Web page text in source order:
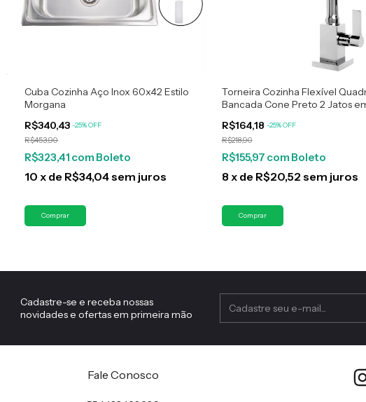
Cuba Cozinha Aço Inox 60x42 Estilo
Morgana
R$340,43-25%OFF
R$453,90
R$323,41 com Boleto
10 x de R$34,04sem juros
Torneira Cozinha Flexível
Bancada Cone Preto 2 Jatos
R$164,18 -25%OFF
R$218,90
R$155,97 com Boleto
8 x de R$20,52 sem juros
Cadastre-se e receba nossas
novidades e ofertas em primeira mão
Fale Conosco